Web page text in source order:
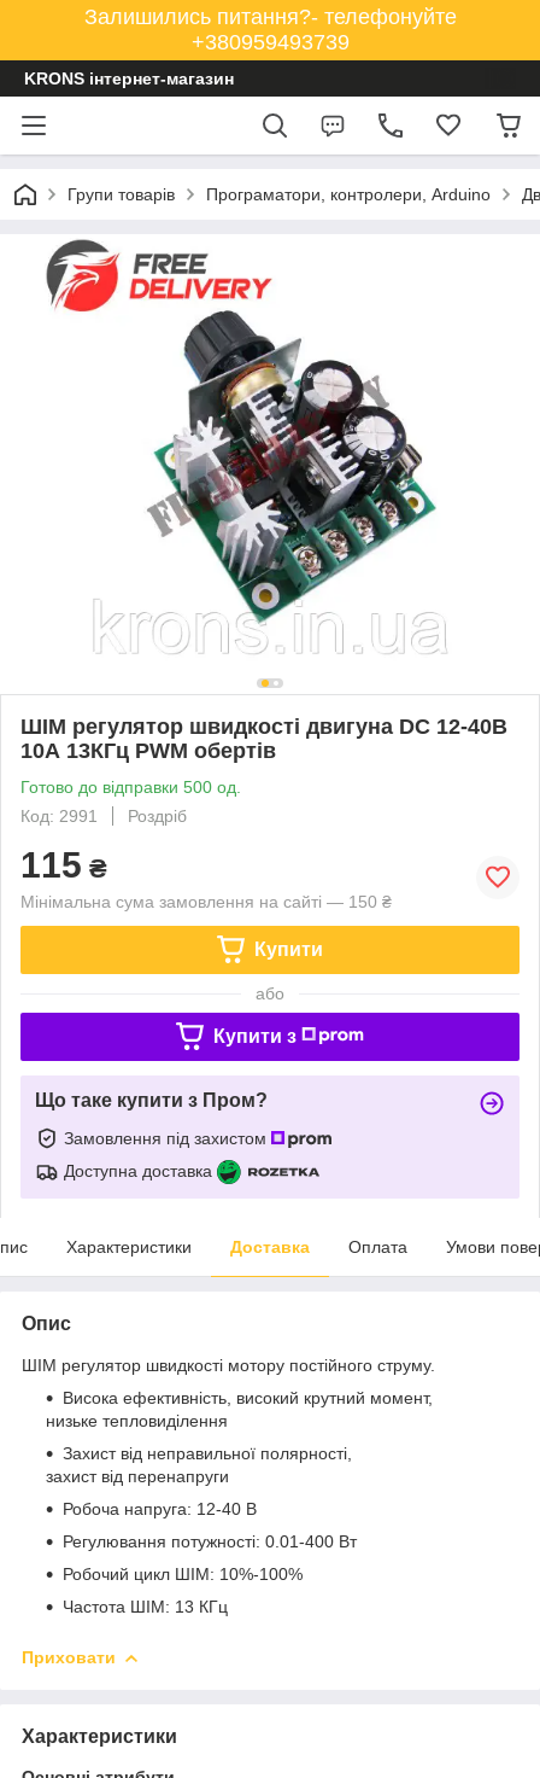
Залишились питання?- телефонуйте
+380959493739
KRONS інтернет-магазин
Групи товарів Програматори, контролери, Arduino
ШІМ регулятор швидкості двигуна DC 12-40В
10А 13КГц PWM обертів
Готово до відправки 500 од.
Код: 2991
Роздріб
115 ₴
Мінімальна сума замовлення на сайті — 150 ₴
Купити
або
Купити з
Що таке купити з Пром?
Замовлення під захистом
Доступна доставка
Характеристики Доставка Оплата Умови
Опис
ШІМ регулятор швидкості мотору постійного струму.
Висока ефективність, високий крутний момент,
низьке тепловиділення
Захист від неправильної полярності,
захист від перенапруги
Робоча напруга: 12-40 В
Регулювання потужності: 0.01-400 Вт
Робочий цикл ШІМ: 10%-100%
Частота ШІМ: 13 КГц
Приховати
Характеристики